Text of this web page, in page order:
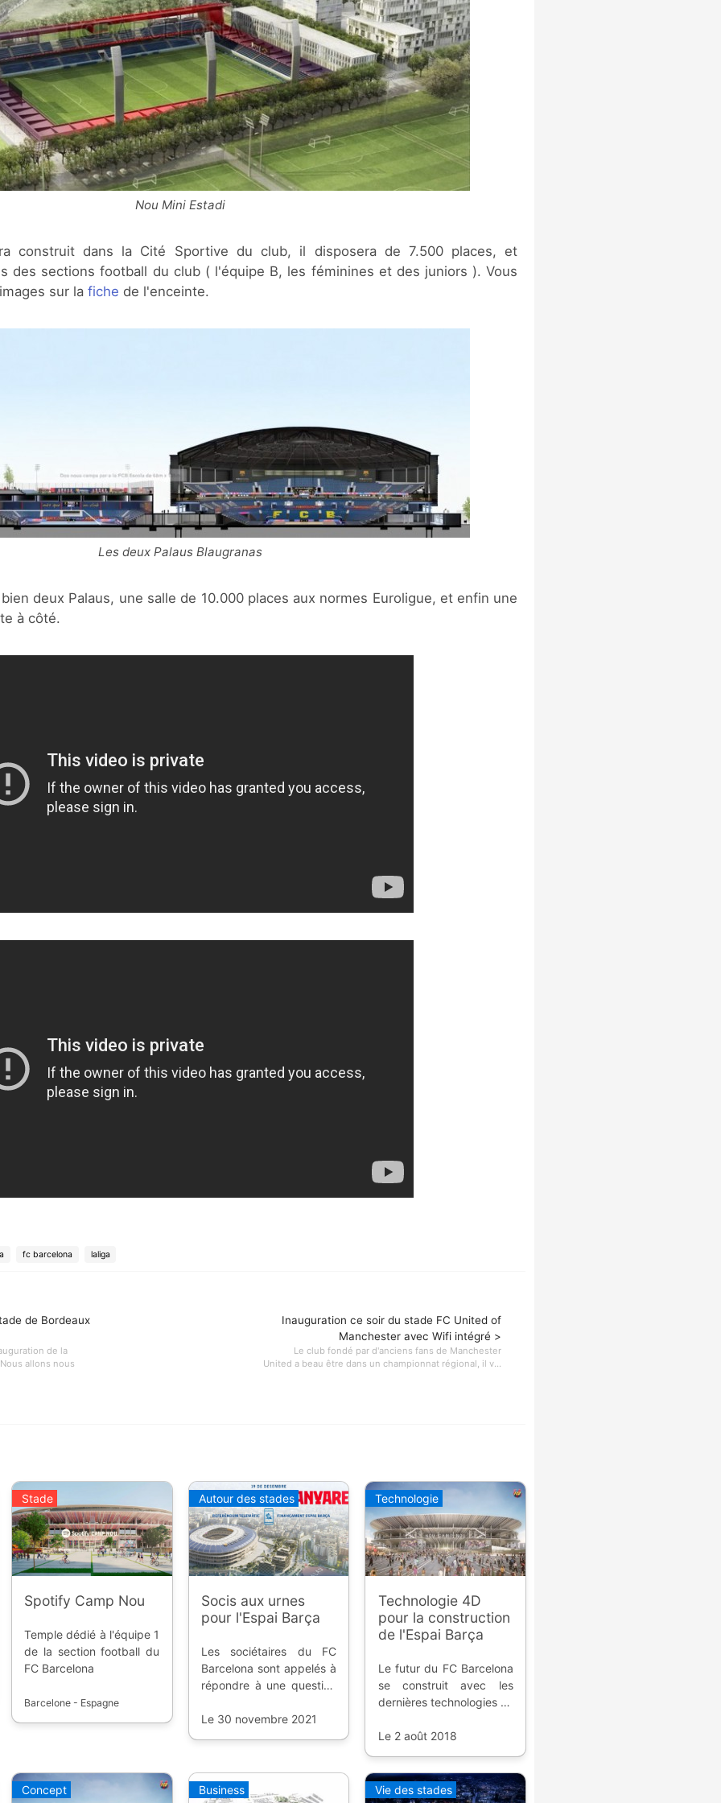
Nou Mini Estadi
construit dans la Cité Sportive du club, il disposera de 7.500 places, et
des sections football du club ( l'équipe B, les féminines et des juniors ). Vous
sur la fiche de l'enceinte.
Les deux Palaus Blaugranas
deux Palaus, une salle de 10.000 places aux normes Euroligue, et enfin une
à côté.
fc barcelona laliga
de Bordeaux
de la
allons nous
Inauguration ce soir du stade FC United of
Manchester avec Wifi intégré >
Le club fondé par d'anciens fans de Manchester
United a beau être dans un championnat régional, il v...
Stade
Spotify Camp Nou
Temple dédié à l'équipe 1
de la section football du
FC Barcelona
Barcelone - Espagne
Autour des stades
Socis aux urnes
pour l'Espai Barça
Les sociétaires du FC
Barcelona sont appelés à
répondre à une question
conséquence pour le
Le 30 novembre 2021
Technologie
Technologie 4D
pour la construction
de l'Espai Barça
Le futur du FC Barcelona
se construit avec les
dernières technologies en
virtuelle ; tour d'horizon
Le 2 août 2018
Concept Business Vie des stades